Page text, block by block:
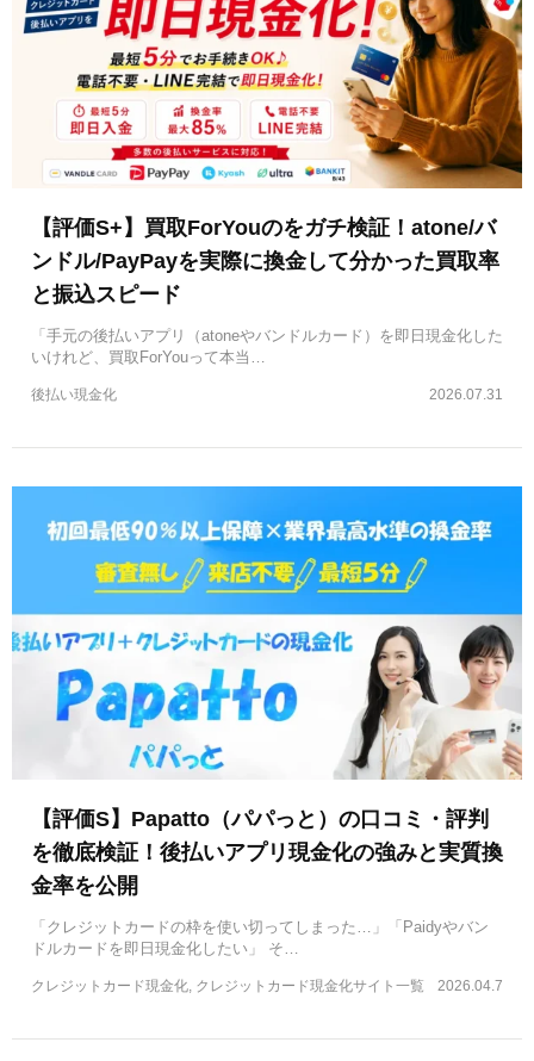
【評価S+】買取ForYouのをガチ検証！atone/バ
ンドル/PayPayを実際に換金して分かった買取率
と振込スピード
「手元の後払いアプリ（atoneやバンドルカード）を即日現金化した
いけれど、買取ForYouって本当…
2026.07.31
後払い現金化
【評価S】Papatto（パパっと）の口コミ・評判
を徹底検証！後払いアプリ現金化の強みと実質換
金率を公開
「クレジットカードの枠を使い切ってしまった…」「Paidyやバン
ドルカードを即日現金化したい」 そ…
2026.04.7
クレジットカード現金化, クレジットカード現金化サイト一覧